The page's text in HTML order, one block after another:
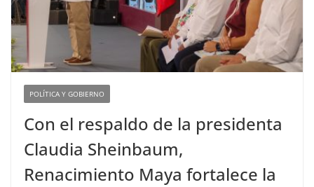
POLÍTICA Y GOBIERNO
Con el respaldo de la presidenta
Claudia Sheinbaum,
Renacimiento Maya fortalece la